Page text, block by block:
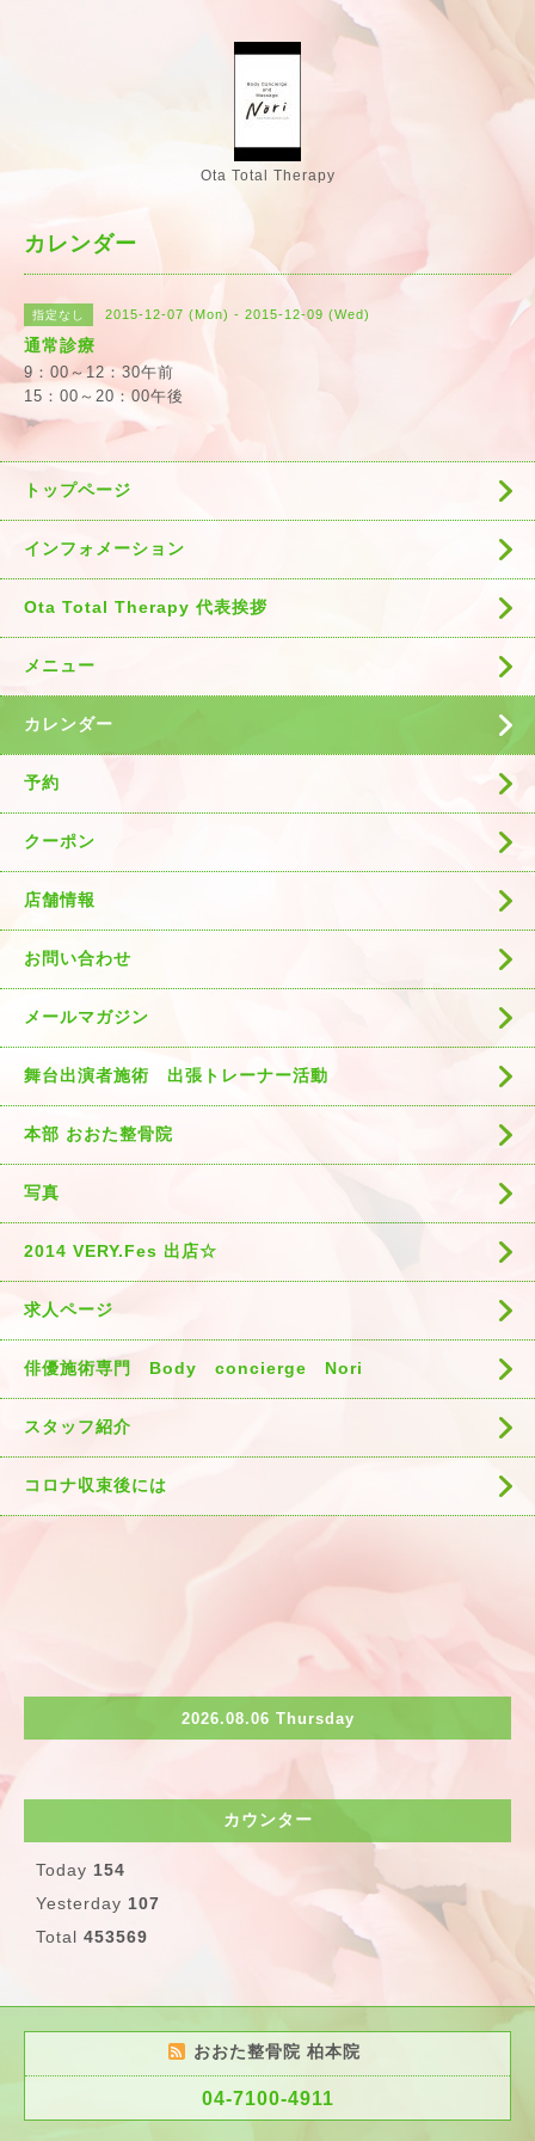
Ota Total Therapy
カレンダー
指定なし 2015-12-07 (Mon) - 2015-12-09 (Wed)
通常診療
9：00～12：30午前
15：00～20：00午後
トップページ
インフォメーション
Ota Total Therapy 代表挨拶
メニュー
カレンダー
予約
クーポン
店舗情報
お問い合わせ
メールマガジン
舞台出演者施術 出張トレーナー活動
本部 おおた整骨院
写真
2014 VERY.Fes 出店☆
求人ページ
俳優施術専門 Body concierge Nori
スタッフ紹介
コロナ収束後には
2026.08.06 Thursday
カウンター
Today 154
Yesterday 107
Total 453569
おおた整骨院 柏本院
04-7100-4911